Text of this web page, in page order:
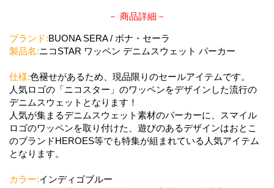
－ 商品詳細－
ブランド:BUONA SERA / ボナ・セーラ
製品名:ニコSTAR ワッペン デニムスウェット パーカー
仕様:色褪せがあるため、現品限りのセールアイテムです。
人気ロゴの「ニコスター」のワッペンをデザインした流行の
デニムスウェットとなります！
人気が集まるデニムスウェット素材のパーカーに、スマイル
ロゴのワッペンを取り付けた、遊びのあるデザインはおとこ
のブランドHEROES等でも特集が組まれている人気アイテム
となります。
カラー:インディゴブルー